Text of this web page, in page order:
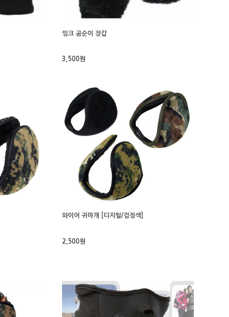
밍크 곰순이 장갑
3,500원
와이어 귀마개 [디지털/검정색]
2,500원